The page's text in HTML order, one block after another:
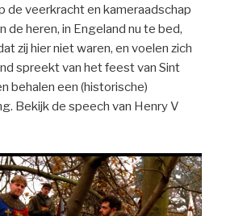
de veerkracht en kameraadschap
de heren, in Engeland nu te bed,
zij hier niet waren, en voelen zich
spreekt van het feest van Sint
behalen een (historische)
Bekijk de speech van Henry V